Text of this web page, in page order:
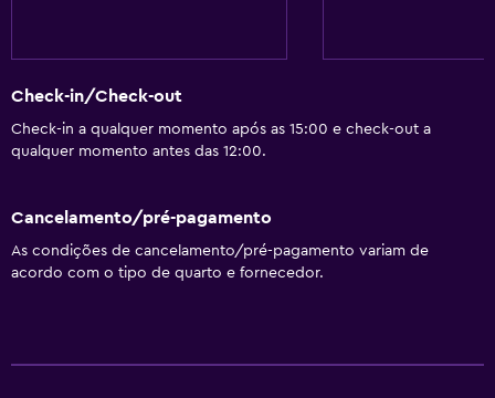
Check-in/Check-out
Check-in a qualquer momento após as 15:00 e check-out a
qualquer momento antes das 12:00.
Cancelamento/pré-pagamento
As condições de cancelamento/pré-pagamento variam de
acordo com o tipo de quarto e fornecedor.